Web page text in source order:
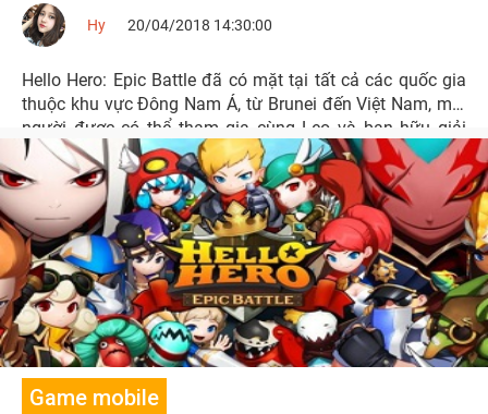
Hy 20/04/2018 14:30:00
Hello Hero: Epic Battle đã có mặt tại tất cả các quốc gia
thuộc khu vực Đông Nam Á, từ Brunei đến Việt Nam, mọi
người được có thể tham gia cùng Leo và bạn hữu giải
cứu thế giới khỏi bàn tay của những thế lực độc ác.
Game mobile